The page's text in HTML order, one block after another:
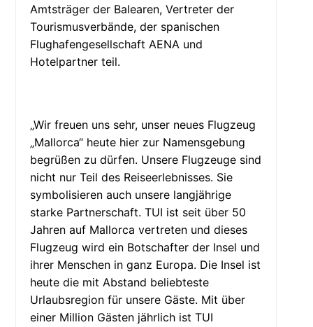
Amtsträger der Balearen, Vertreter der
Tourismusverbände, der spanischen
Flughafengesellschaft AENA und
Hotelpartner teil.
„Wir freuen uns sehr, unser neues Flugzeug
„Mallorca“ heute hier zur Namensgebung
begrüßen zu dürfen. Unsere Flugzeuge sind
nicht nur Teil des Reiseerlebnisses. Sie
symbolisieren auch unsere langjährige
starke Partnerschaft. TUI ist seit über 50
Jahren auf Mallorca vertreten und dieses
Flugzeug wird ein Botschafter der Insel und
ihrer Menschen in ganz Europa. Die Insel ist
heute die mit Abstand beliebteste
Urlaubsregion für unsere Gäste. Mit über
einer Million Gästen jährlich ist TUI